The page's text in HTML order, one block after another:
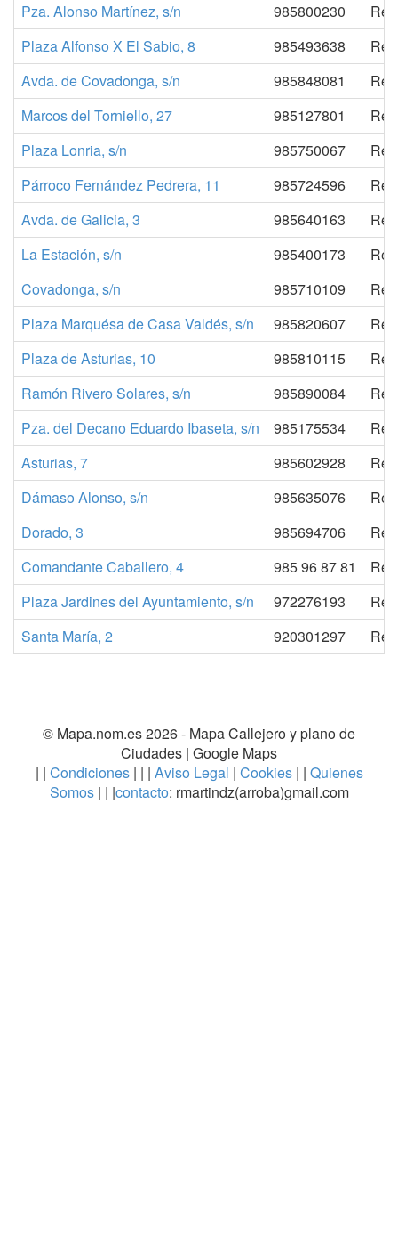
Pza. Alonso Martínez, s/n
985800230
Plaza Alfonso X El Sabio, 8
985493638
Avda. de Covadonga, s/n
985848081
Marcos del Torniello, 27
985127801
Plaza Lonria, s/n
985750067
Párroco Fernández Pedrera, 11
985724596
Avda. de Galicia, 3
985640163
La Estación, s/n
985400173
Covadonga, s/n
985710109
Plaza Marquésa de Casa Valdés, s/n
985820607
Plaza de Asturias, 10
985810115
Ramón Rivero Solares, s/n
985890084
Pza. del Decano Eduardo Ibaseta, s/n
985175534
Asturias, 7
985602928
Dámaso Alonso, s/n
985635076
Dorado, 3
985694706
Comandante Caballero, 4
985 96 87 81
Plaza Jardines del Ayuntamiento, s/n
972276193
Santa María, 2
920301297
© Mapa.nom.es 2026 - Mapa Callejero y plano de
Ciudades | Google Maps
| | Condiciones| | | Aviso Legal | Cookies | | Quienes
Somos | | |contacto: rmartindz(arroba)gmail.com